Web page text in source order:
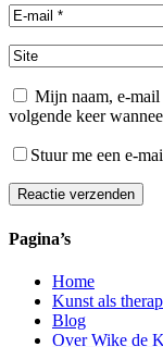
Mijn naam, e-mail
volgende keer
Stuur me een e-
Reactie verzenden
Pagina’s
Home
Kunst als
Blog
Over Wike de